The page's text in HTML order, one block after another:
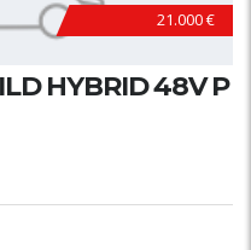
21.000 €
HYBRID 48V P